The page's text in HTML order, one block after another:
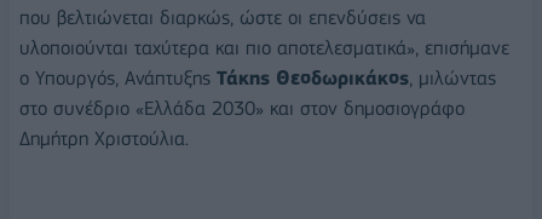
που βελτιώνεται διαρκώς, ώστε οι επενδύσεις να
υλοποιούνται ταχύτερα και πιο αποτελεσματικά», επισήμανε
ο Υπουργός, Ανάπτυξης Τάκης Θεοδωρικάκος , μιλώντας
στο συνέδριο «Ελλάδα 2030» και στον δημοσιογράφο
Δημήτρη Χριστούλια.